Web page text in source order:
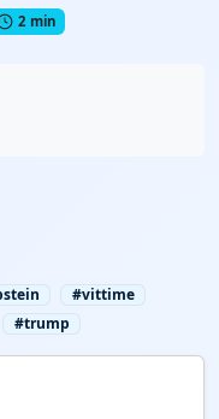
2 min
#vittime
#trump